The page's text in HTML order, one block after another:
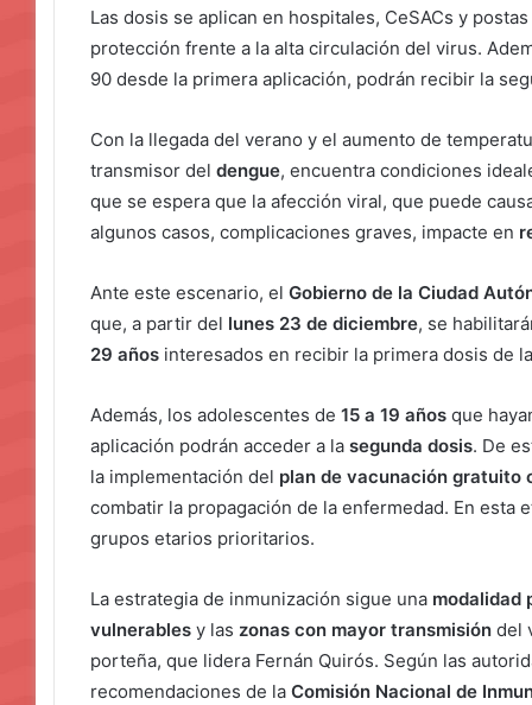
Las dosis se aplican en hospitales, CeSACs y
protección frente a la alta circulación del virus.
90 desde la primera aplicación, podrán recibir la
Con la llegada del verano y el aumento de
transmisor del dengue, encuentra condiciones
que se espera que la afección viral, que puede
algunos casos, complicaciones graves, impacte en
Ante este escenario, el Gobierno de la Ciudad
que, a partir del lunes 23 de diciembre, se
29 años interesados en recibir la primera dosis de
Además, los adolescentes de 15 a 19 años que
aplicación podrán acceder a la segunda dosis. De
la implementación del plan de vacunación gratuito
combatir la propagación de la enfermedad. En esta
grupos etarios prioritarios.
La estrategia de inmunización sigue una modalidad
vulnerables y las zonas con mayor transmisión del
porteña, que lidera Fernán Quirós. Según las
recomendaciones de la Comisión Nacional de